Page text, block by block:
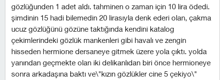
gözlüğunden 1 adet aldı. tahminen o zaman için 10 lira ödedi.
şimdinin 15 hadi bilemedin 20 lirasıyla denk ederi olan, çakma
ucuz gözlüğünü gözüne taktığında kendini katalog
çekimlerindeki gözlük mankenleri gibi havalı ve zengin
hisseden hermione dersaneye gitmek üzere yola çıktı. yolda
yanından geçmekte olan iki delikanlıdan biri önce hermioneye
sonra arkadaşına baktı ve\"kızın gözlükler cine 5 çekiyo\"